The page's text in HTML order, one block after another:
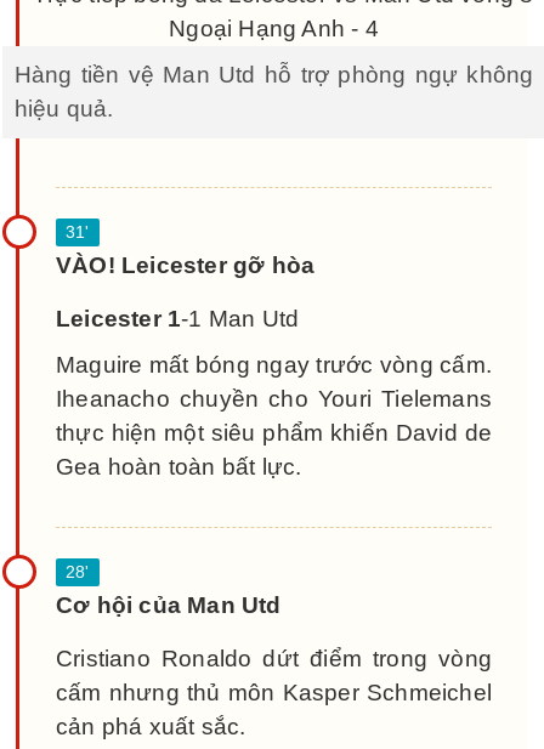
Hàng tiền vệ Man Utd hỗ trợ phòng ngự không
hiệu quả.
VÀO! Leicester gỡ hòa
Leicester 1-1 Man Utd
Maguire mất bóng ngay trước vòng cấm.
Iheanacho chuyền cho Youri Tielemans
thực hiện một siêu phẩm khiến David de
Gea hoàn toàn bất lực.
Cơ hội của Man Utd
Cristiano Ronaldo dứt điểm trong vòng
cấm nhưng thủ môn Kasper Schmeichel
cản phá xuất sắc.